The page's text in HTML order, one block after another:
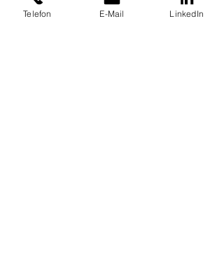
Er ist Experte für Interim Management
Telefon E-Mail LinkedIn